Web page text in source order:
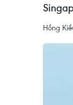
Hồng